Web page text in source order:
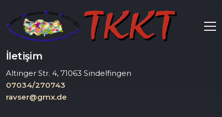
İletişim
Altinger Str. 4, 71063 Sindelfingen
07034/270743
ravser@gmx.de